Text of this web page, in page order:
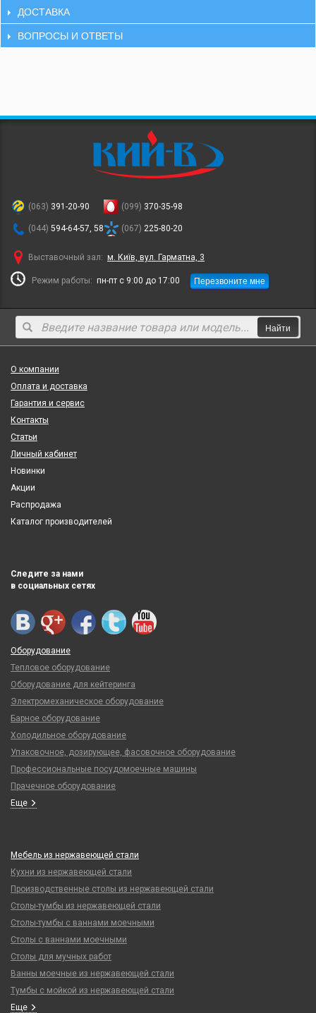
ДОСТАВКА
ВОПРОСЫ И ОТВЕТЫ
(063) 391-20-90
(044) 594-64-57, 58
(099) 370-35-98
(067) 225-80-20
Выставочный зал: м. Київ, вул. Гарматна, 3
Режим работы: пн-пт с 9:00 до 17:00 Перезвоните мне
Найти
О компании
Оплата и доставка
Гарантия и сервис
Контакты
Статьи
Личный кабинет
Новинки
Акции
Распродажа
Каталог производителей
Следите за нами
в социальных сетях
Оборудование
Тепловое оборудование
Оборудование для кейтеринга
Электромеханическое оборудование
Барное оборудование
Холодильное оборудование
Упаковочное, дозирующее, фасовочное оборудование
Профессиональные посудомоечные машины
Прачечное оборудование
Еще
Мебель из нержавеющей стали
Кухни из нержавеющей стали
Производственные столы из нержавеющей стали
Столы-тумбы из нержавеющей стали
Столы-тумбы с ваннами моечными
Столы с ваннами моечными
Столы для мучных работ
Ванны моечные из нержавеющей стали
Тумбы с мойкой из нержавеющей стали
Еще